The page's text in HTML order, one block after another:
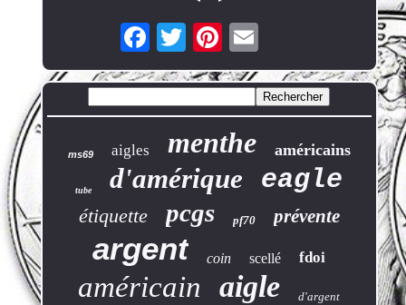
ms69 aigles menthe américains
tube d'amérique eagle
étiquette pcgs pf70 prévente
argent coin scellé fdoi
américain aigle d'argent